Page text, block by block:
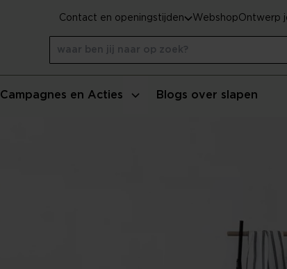
Campagnes en Acties Blogs over slapen
Contact en openingstijden WebshopOntwerp